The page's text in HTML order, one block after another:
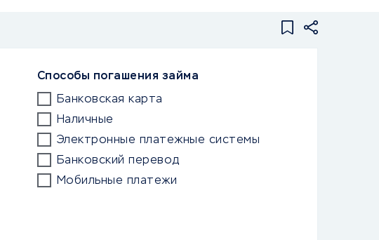
Способы погашения займа
Банковская карта
Наличные
Электронные платежные системы
Банковский перевод
Мобильные платежи